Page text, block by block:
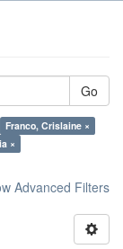
Go
Franco, Crislaine ×
×
Advanced Filters